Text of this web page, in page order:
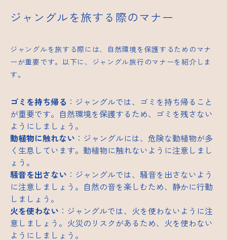
ジャングルを旅する際のマナー
ジャングルを旅する際には、自然環境を保護するためのマナ
ーが重要です。以下に、ジャングル旅行のマナーを紹介しま
す。
ゴミを持ち帰る ：ジャングルでは、ゴミを持ち帰ること
が重要です。自然環境を保護するため、ゴミを残さない
ようにしましょう。
動植物に触れない ：ジャングルには、危険な動植物が多
く生息しています。動植物に触れないように注意しまし
ょう。
騒音を出さない ：ジャングルでは、騒音を出さないよう
に注意しましょう。自然の音を楽しむため、静かに行動
しましょう。
火を使わない ：ジャングルでは、火を使わないように注
意しましょう。火災のリスクがあるため、火を使わない
ようにしましょう。